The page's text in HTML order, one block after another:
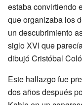
estaba convirtiendo
que organizaba los
un descubrimiento
siglo XVI que
dibujó Cristóbal
Este hallazgo fue
dos años después